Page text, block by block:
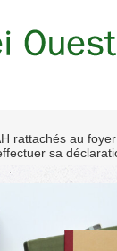
rattachés au
sa